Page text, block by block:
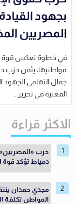
بجهود
المصريين
في خطوة تعكس قوة
مواطنيها، يثمن حزب
جمال التهامي الجهود
المعنية في تحرير...
الاكثر قراءة
حزب
دمياط تؤكد
مجدي حمدان
المواطن تكلفة